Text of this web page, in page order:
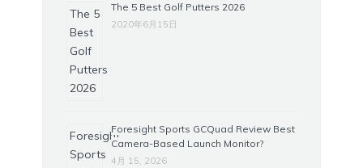
The 5 Best Golf Putters 2026
2020年6月15日
Foresight Sports GCQuad Review Best
Camera-Based Launch Monitor?
4月 15, 2026